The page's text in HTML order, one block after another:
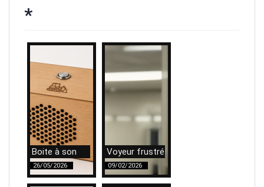
*
Boite à son
26/05/2026
Voyeur frustré
09/02/2026